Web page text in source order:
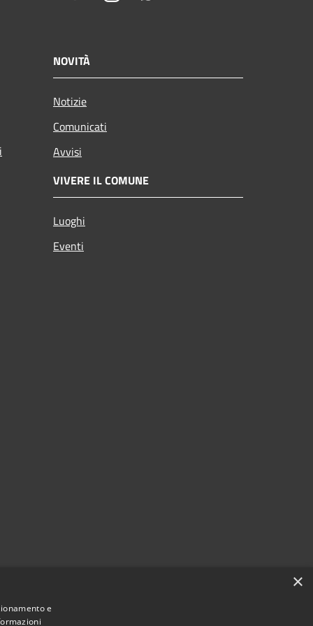
NOVITÀ
Notizie
Comunicati
Avvisi
VIVERE IL COMUNE
Luoghi
Eventi
×
e